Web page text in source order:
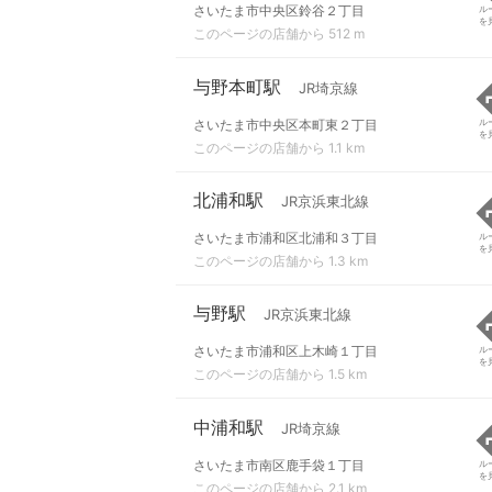
さいたま市中央区鈴谷２丁目
このページの店舗から 512 m
ル
を
与野本町駅 JR埼京線
さいたま市中央区本町東２丁目
このページの店舗から 1.1 km
ル
を
北浦和駅 JR京浜東北線
さいたま市浦和区北浦和３丁目
このページの店舗から 1.3 km
ル
を
与野駅 JR京浜東北線
さいたま市浦和区上木崎１丁目
このページの店舗から 1.5 km
ル
を
中浦和駅 JR埼京線
さいたま市南区鹿手袋１丁目
このページの店舗から 2.1 km
ル
を